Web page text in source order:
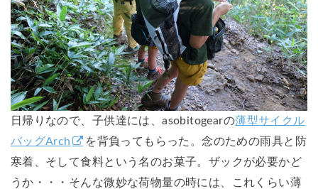
日帰りなので、子供達には、asobitogearの薄型サイクル
バッグArch
を背負ってもらった。念のための雨具と防
寒着、そして食料という名のお菓子。ザックが必要かど
うか・・・そんな微妙な荷物量の時には、これくらい薄